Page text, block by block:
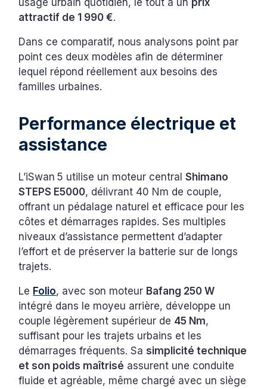
usage urbain quotidien, le tout à un prix
attractif de 1 990 €.
Dans ce comparatif, nous analysons point par
point ces deux modèles afin de déterminer
lequel répond réellement aux besoins des
familles urbaines.
Performance électrique et
assistance
L’iSwan 5 utilise un moteur centralShimano
STEPS E5000, délivrant 40 Nm de couple,
offrant un pédalage naturel et efficace pour les
côtes et démarrages rapides. Ses multiples
niveaux d’assistance permettent d’adapter
l’effort et de préserver la batterie sur de longs
trajets.
Le Folio, avec son moteur Bafang 250 W
intégré dans le moyeu arrière, développe un
couple légèrement supérieur de 45 Nm,
suffisant pour les trajets urbains et les
démarrages fréquents. Sasimplicité technique
et son poids maîtrisé assurent une conduite
fluide et agréable, même chargé avec un siège